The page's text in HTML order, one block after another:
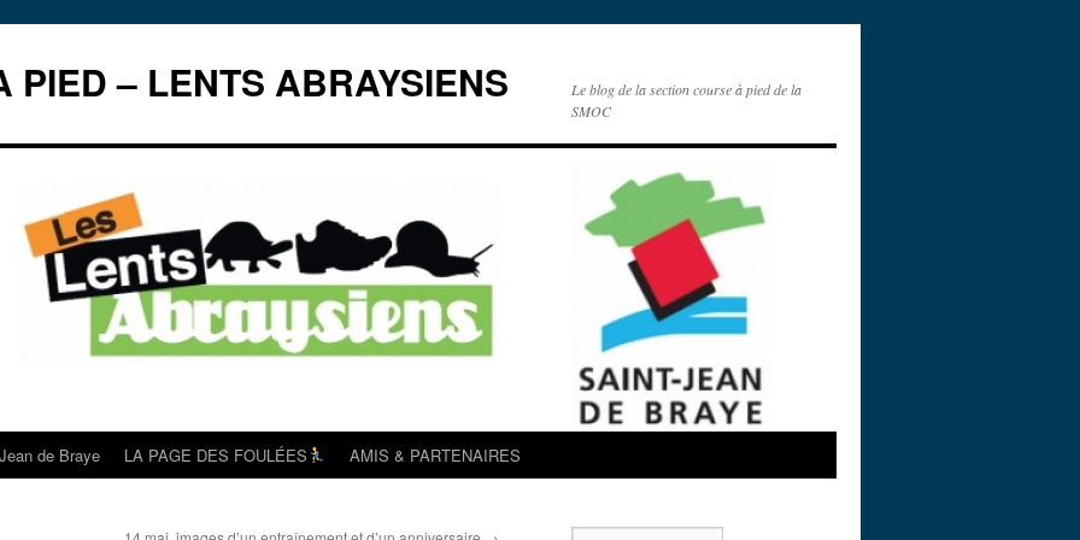
PIED – LENTS ABRAYSIENS
Le blog de la section course à pied de la
SMOC
de Braye LA PAGE DES FOULÉES AMIS & PARTENAIRES